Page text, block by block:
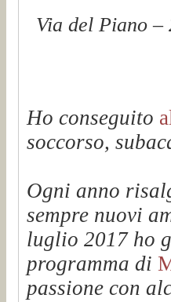
Via del Piano –
Ho conseguito
soccorso,
Ogni anno
sempre nuovi
luglio 2017 ho
programma di
passione con